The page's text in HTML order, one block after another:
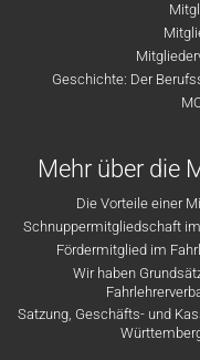
Geschichte: Der
Mehr über die
Die Vorteile einer
Schnuppermitgliedschaft
Fördermitglied im
Wir haben
Satzung, Geschäfts- und